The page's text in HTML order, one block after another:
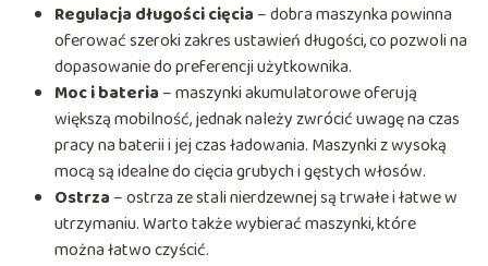
Regulacja długości cięcia – dobra maszynka powinna
oferować szeroki zakres ustawień długości, co pozwoli na
dopasowanie do preferencji użytkownika.
Moc i bateria – maszynki akumulatorowe oferują
większą mobilność, jednak należy zwrócić uwagę na czas
pracy na baterii i jej czas ładowania. Maszynki z wysoką
mocą są idealne do cięcia grubych i gęstych włosów.
Ostrza – ostrza ze stali nierdzewnej są trwałe i łatwe w
utrzymaniu. Warto także wybierać maszynki, które
można łatwo czyścić.